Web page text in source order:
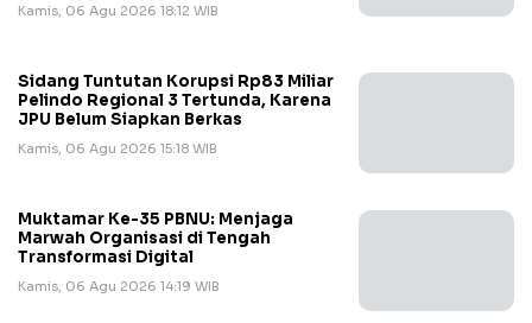
Kamis, 06 Agu 2026 18:12 WIB
Sidang Tuntutan Korupsi Rp83 Miliar
Pelindo Regional 3 Tertunda, Karena
JPU Belum Siapkan Berkas
Kamis, 06 Agu 2026 15:18 WIB
Muktamar Ke-35 PBNU: Menjaga
Marwah Organisasi di Tengah
Transformasi Digital
Kamis, 06 Agu 2026 14:19 WIB